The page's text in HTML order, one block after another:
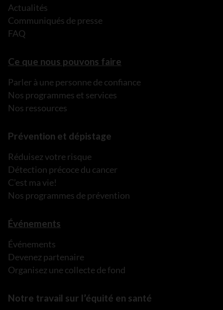
Actualités
Communiqués de presse
FAQ
Ce que nous pouvons faire
Parler à une personne de confiance
Nos programmes et services
Nos ressources
Prévention et dépistage
Réduisez votre risque
Détection précoce du cancer
C’est ma vie!
Nos programmes de prévention
Événements
Événements
Devenez partenaire
Organisez une collecte de fond
Notre travail sur l’équité en santé